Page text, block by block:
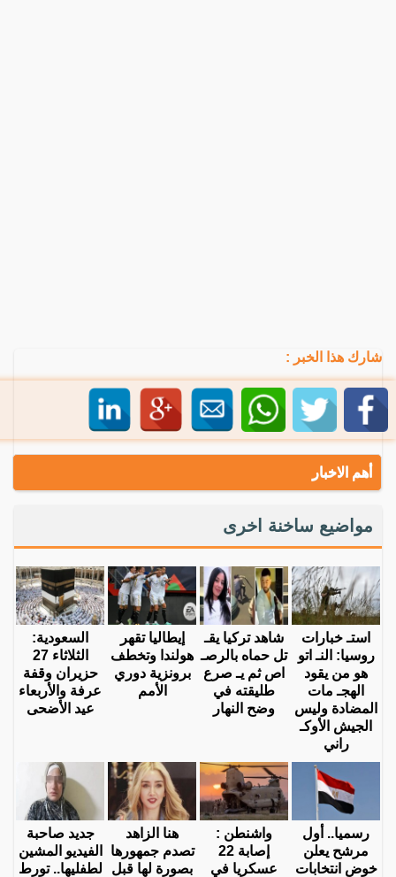
شارك هذا الخبر :
أهم الاخبار
مواضيع ساخنة اخرى
استـ خبارات
روسيا: النـ اتو
هو من يقود
الهجـ مات
المضادة وليس
الجيش الأوكـ
راني
شاهد تركيا يقـ
تل حماه بالرصـ
اص ثم يـ صرع
طليقته في
وضح النهار
إيطاليا تقهر
هولندا وتخطف
برونزية دوري
الأمم
السعودية:
الثلاثاء 27
حزيران وقفة
عرفة والأربعاء
عيد الأضحى
رسميا.. أول
مرشح يعلن
خوض انتخابات
واشنطن :
إصابة 22
عسكريا في
هنا الزاهد
تصدم جمهورها
بصورة لها قبل
جديد صاحبة
الفيديو المشين
لطفليها.. تورط